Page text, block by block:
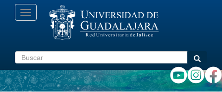
Pasar
Toggle
navigation
Buscar Buscar